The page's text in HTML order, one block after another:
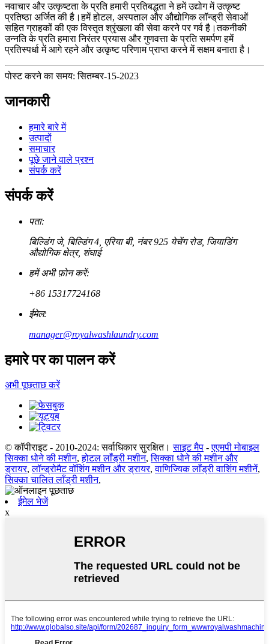
नवाचार और उत्कृष्टता के प्रति हमारी प्रतिबद्धता ने हमें उद्योग में उत्कृष्ट
प्रतिष्ठा अर्जित की है।हमें होटल, अस्पताल और औद्योगिक लॉन्ड्री सेवाओं
सहित ग्राहकों की एक विस्तृत श्रृंखला की सेवा करने पर गर्व है।तकनीकी
उन्नति के प्रति हमारा निरंतर प्रयास और गुणवत्ता के प्रति समर्पण हमें
प्रतिस्पर्धा में आगे रहने और उत्कृष्ट परिणाम प्राप्त करने में सक्षम बनाता है।
पोस्ट करने का समय: सितम्बर-15-2023
जानकारी
हमारे बारे में
उत्पादों
समाचार
पूछे जाने वाले प्रश्न
संपर्क करें
संपर्क करें
पता:
बिल्डिंग जे, बिल्डिंग 4, एरिया बी, नंबर 925 येचेंग रोड, जियाडिंग
औद्योगिक क्षेत्र, शंघाई
हमें अभी फ़ोन करें:
+86 15317724168
ईमेल:
manager@royalwashlaundry.com
हमारे पर का पालन करें
अभी पूछताछ करें
© कॉपीराइट - 2010-2024: सर्वाधिकार सुरक्षित। साइट मैप -एएमपी मोबाइल
सिक्का धोने की मशीन,होटल लाँड्री मशीन,सिक्का धोने की मशीन और
ड्रायर,लॉन्ड्रोमैट वॉशिंग मशीन और ड्रायर,वाणिज्यिक लाँड्री वाशिंग मशीनें,
सिक्का चालित लाँड्री मशीन,
ईमेल भेजें
x